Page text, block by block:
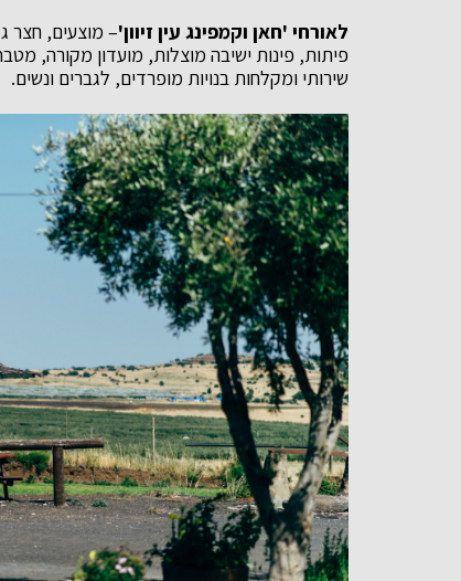
לאורחי 'חאן וקמפינג עין זיוון'– מוצעים, חצר
פיתות, פינות ישיבה מוצלות, מועדון מקורה,
שירותי ומקלחות בנויות מופרדים, לגברים ונשים.